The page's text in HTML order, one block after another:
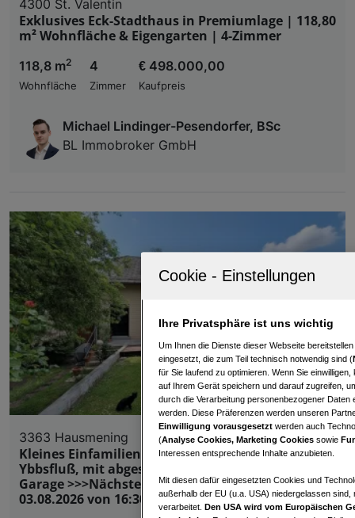
4300 St. Valentin
Exklusives Eck-Stadthaus in Premiumlage | 118,80
m² Wohnfläche & Eigengarten | 4-Zimmer
118,8 m2
Wohnfläche
4
Zimmer
€ 498.000,00
Kaufpreis
Michael Lindinger-Pesendorfer, BSc
BL Immobroker GmbH
3363 Hausmening
Kleines Einfamilienhaus in ruhiger Lage neben
Ybbsfluß, mit abgeschlossenen Garten und
Garage >>>Nächster Besichtigungstermin am
03.08.2026 von 16:30 bis 17:30 Uhr!<<<
Ihre Privatsphäre ist uns wichtig
Um Ihnen die Dienste dieser Webseite
eingesetzt, die zum Teil technisch notwendig sind (
für Sie laufend zu optimieren. Wenn Sie
auf Ihrem Gerät speichern und darauf zugreifen,
durch die Verarbeitung personenbezogener
werden. Diese Präferenzen werden unseren
Einwilligung vorausgesetzt werden auch
(Analyse Cookies, Marketing Cookies sowie
Interessen entsprechende Inhalte anzubieten.
Mit diesen dafür eingesetzten Cookies und
außerhalb der EU (u.a. USA) niedergelassen
verarbeitet. Den USA wird vom Europäischen